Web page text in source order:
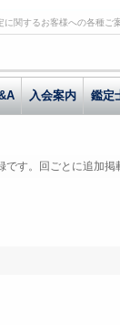
関するお客様への各種ご
入会案内 鑑定
です。回ごとに追加掲